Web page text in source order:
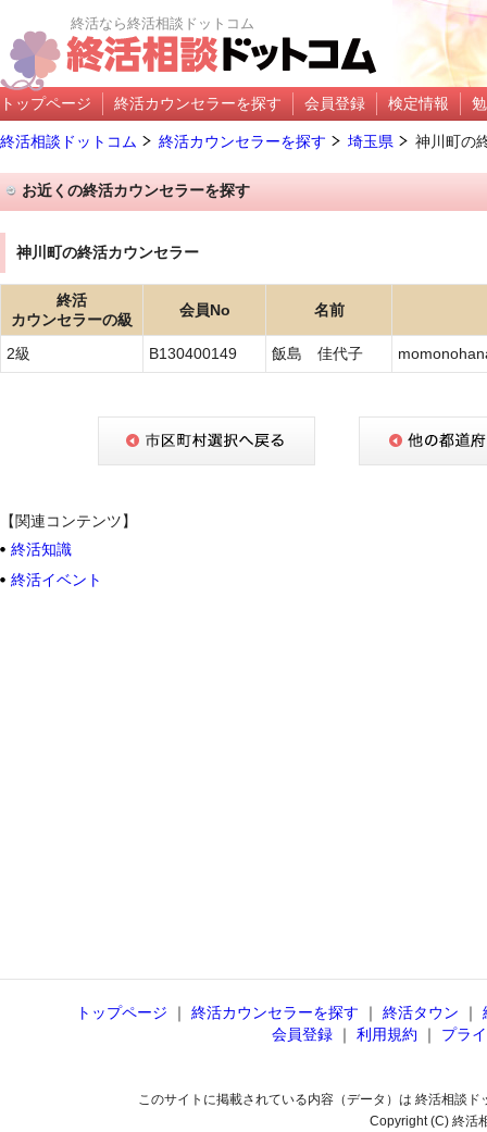
終活なら終活相談ドットコム
トップページ 終活カウンセラーを探す 会員登録 検定情報
終活相談ドットコム 終活カウンセラーを探す 埼玉県 神川町の
お近くの終活カウンセラーを探す
神川町の終活カウンセラー
終活
カウンセラーの級
会員No 名前
2級 B130400149 飯島 佳代子
【関連コンテンツ】
終活知識
終活イベント
トップページ ｜ 終活カウンセラーを探す ｜ 終活タウン ｜
会員登録 ｜ 利用規約 ｜ プラ
このサイトに掲載されている内容（データ）は 終活相談
Copyright (C) 終活